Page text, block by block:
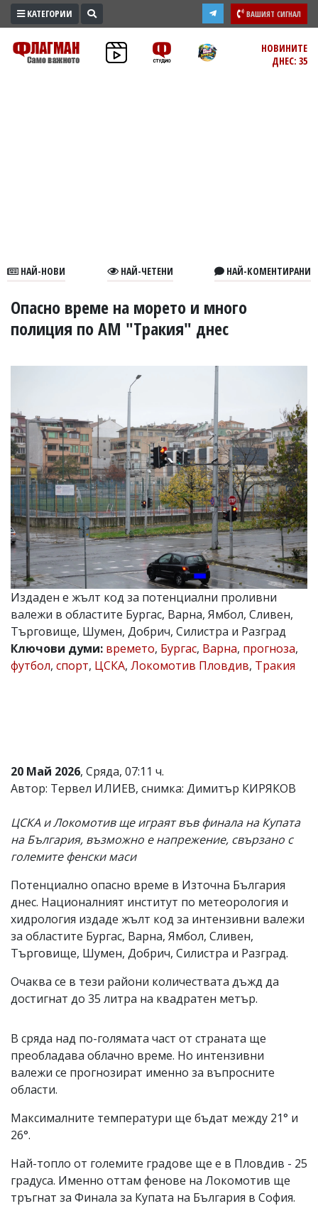
ПРОМО
ЗОНА
В
УКРАЙНА
РАЗСЛЕДВАНЕ
ЮГ
Управители:
Веселин
Василев,
email:
v.vasilev@flagman.bg
Катя
Касабова,
еmail:k.kassabova@flagman.bg
Главен
редактор:
Иван
Колев,
email:
office@flagman.bg
Коментарите
под
не
носи
отговорност
тях!
Ако
откриете
обиден
вас
моля
сигнализирайте
ни!
КАТЕГОРИИ ВАШИЯТ СИГНАЛ
НОВИНИТЕ
ДНЕС: 35
НАЙ-НОВИ НАЙ-ЧЕТЕНИ НАЙ-КОМЕНТИРАНИ
Опасно време на морето и много
полиция по АМ "Тракия" днес
Издаден е жълт код за потенциални проливни
валежи в областите Бургас, Варна, Ямбол, Сливен,
Търговище, Шумен, Добрич, Силистра и Разград
Ключови думи: времето, Бургас, Варна, прогноза,
футбол, спорт, ЦСКА, Локомотив Пловдив, Тракия
20 Май 2026, Сряда, 07:11 ч.
Автор: Тервел ИЛИЕВ, снимка: Димитър КИРЯКОВ
ЦСКА и Локомотив ще играят във финала на Купата
на България, възможно е напрежение, свързано с
големите фенски маси
Потенциално опасно време в Източна България
днес. Националният институт по метеорология и
хидрология издаде жълт код за интензивни валежи
за областите Бургас, Варна, Ямбол, Сливен,
Търговище, Шумен, Добрич, Силистра и Разград.
Очаква се в тези райони количествата дъжд да
достигнат до 35 литра на квадратен метър.
В сряда над по-голямата част от страната ще
преобладава облачно време. Но интензивни
валежи се прогнозират именно за въпросните
области.
Максималните температури ще бъдат между 21° и
26°.
Най-топло от големите градове ще е в Пловдив - 25
градуса. Именно оттам фенове на Локомотив ще
тръгнат за Финала за Купата на България в София.